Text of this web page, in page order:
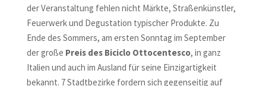
der Veranstaltung fehlen nicht Märkte, Straßenkünstler,
Feuerwerk und Degustation typischer Produkte. Zu
Ende des Sommers, am ersten Sonntag im September
der große Preis des Biciclo Ottocentesco, in ganz
Italien und auch im Ausland für seine Einzigartigkeit
bekannt. 7 Stadtbezirke fordern sich gegenseitig auf